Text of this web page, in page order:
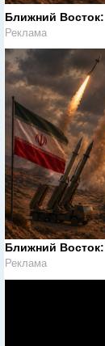
Ближний
Реклама
Ближний
Реклама